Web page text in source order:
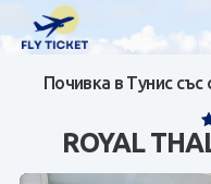
Почивки от Варна
Екзотика
Почивка в Тунис
ROYAL